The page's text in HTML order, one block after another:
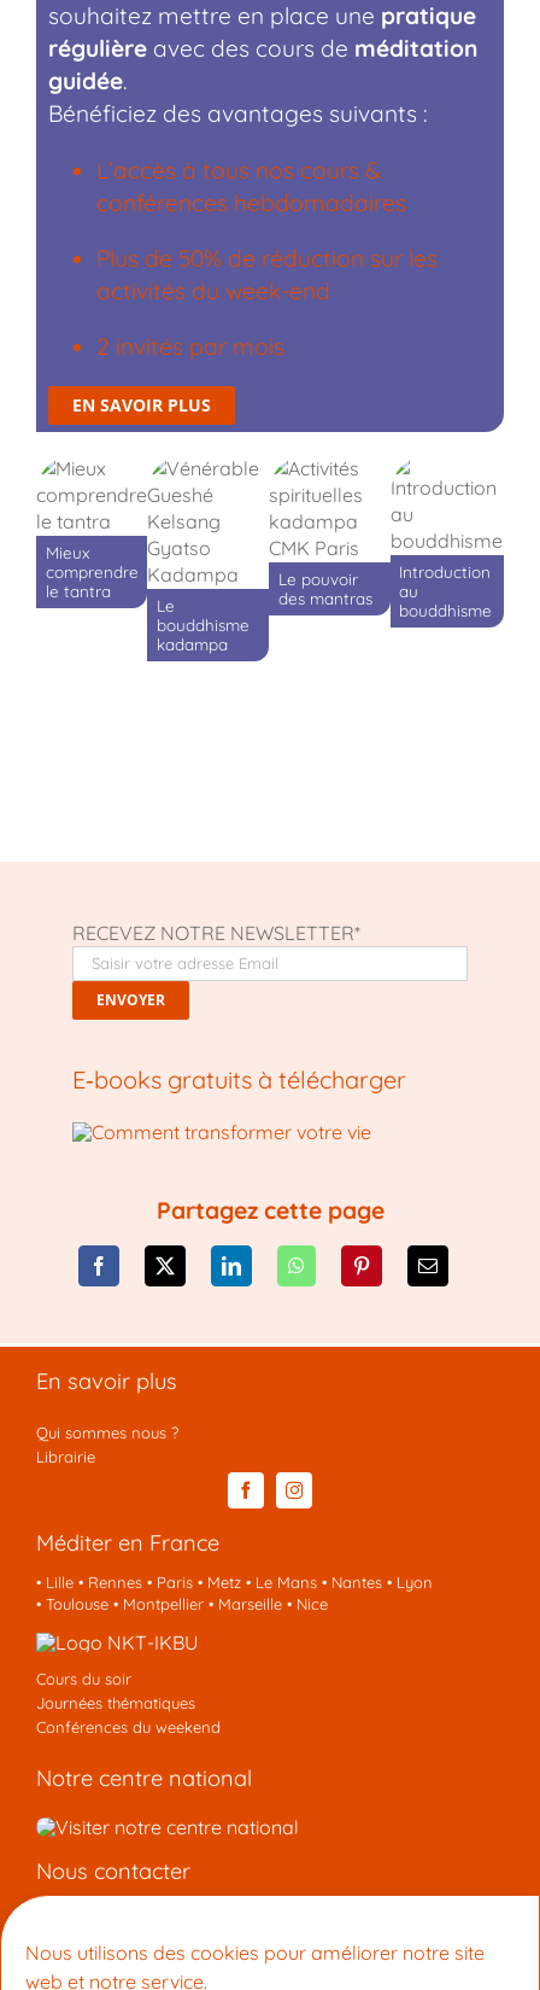
Nous utilisons des cookies pour améliorer notre site
web et notre service.
souhaitez mettre en place une pratique
régulièreavec des cours de méditation
guidée.
Bénéficiez des avantages suivants :
L’accès à tous nos cours &
conférences hebdomadaires
Plus de 50% de réduction sur les
activités du week-end
2 invités par mois
EN SAVOIR PLUS
Mieux
comprendre
le tantra
Le
bouddhisme
kadampa
Le pouvoir
des mantras
Introduction
au
bouddhisme
RECEVEZ NOTRE NEWSLETTER*
E‑books gratuits à télécharger
Partagez cette page
En savoir plus
Qui sommes nous ?
Librairie
Méditer en France
• Lille• Rennes• Paris• Metz• Le Mans• Nantes• Lyon
• Toulouse• Montpellier• Marseille• Nice
Cours du soir
Journées thématiques
Conférences du weekend
Notre centre national
Nous contacter
58 Bd Général Louis Delfino, 06300 Nice
+33 4 22 16 07 12